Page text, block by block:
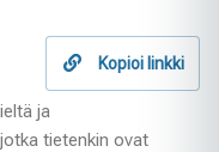
Kopioi linkki
ja
tietenkin ovat